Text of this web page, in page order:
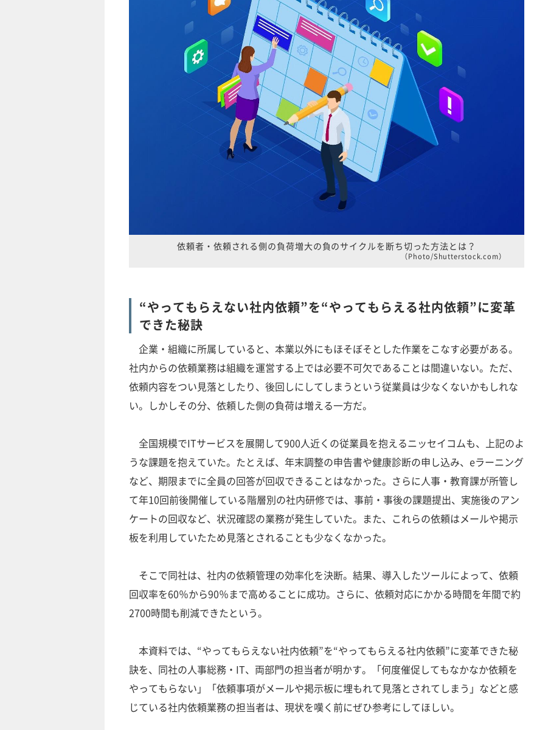
依頼者・依頼される側の負荷増大の負のサイクルを断ち切った方法とは？
（Photo/Shutterstock.com）
“やってもらえない社内依頼”を“やってもらえる社内依頼”に変革
できた秘訣
企業・組織に所属していると、本業以外にもほそぼそとした作業をこなす必要がある。
社内からの依頼業務は組織を運営する上では必要不可欠であることは間違いない。ただ、
依頼内容をつい見落としたり、後回しにしてしまうという従業員は少なくないかもしれな
い。しかしその分、依頼した側の負荷は増える一方だ。
全国規模でITサービスを展開して900人近くの従業員を抱えるニッセイコムも、上記のよ
うな課題を抱えていた。たとえば、年末調整の申告書や健康診断の申し込み、eラーニング
など、期限までに全員の回答が回収できることはなかった。さらに人事・教育課が所管し
て年10回前後開催している階層別の社内研修では、事前・事後の課題提出、実施後のアン
ケートの回収など、状況確認の業務が発生していた。また、これらの依頼はメールや掲示
板を利用していたため見落とされることも少なくなかった。
そこで同社は、社内の依頼管理の効率化を決断。結果、導入したツールによって、依頼
回収率を60％から90％まで高めることに成功。さらに、依頼対応にかかる時間を年間で約
2700時間も削減できたという。
本資料では、“やってもらえない社内依頼”を“やってもらえる社内依頼”に変革できた秘
訣を、同社の人事総務・IT、両部門の担当者が明かす。「何度催促してもなかなか依頼を
やってもらない」「依頼事項がメールや掲示板に埋もれて見落とされてしまう」などと感
じている社内依頼業務の担当者は、現状を嘆く前にぜひ参考にしてほしい。